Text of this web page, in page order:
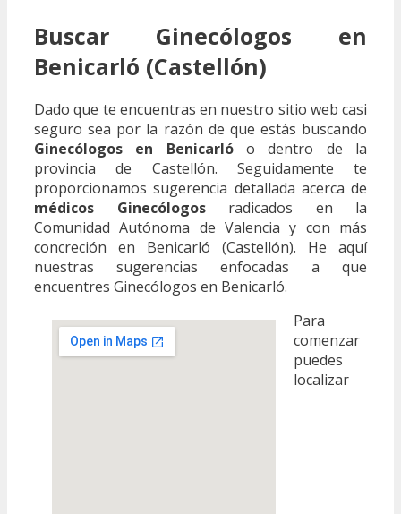
Buscar Ginecólogos en
Benicarló (Castellón)
Dado que te encuentras en nuestro sitio web casi
seguro sea por la razón de que estás buscando
Ginecólogos en Benicarlóo dentro de la
provincia de Castellón. Seguidamente te
proporcionamos sugerencia detallada acerca de
médicos Ginecólogosradicados en la
Comunidad Autónoma de Valencia y con más
concreción en Benicarló (Castellón). He aquí
nuestras sugerencias enfocadas a que
encuentres Ginecólogos en Benicarló.
Para
comenzar
puedes
localizar